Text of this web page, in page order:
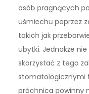
osób pragnących
uśmiechu poprzez
takich jak
ubytki. Jednakże
skorzystać z tego
stomatologicznymi
próchnica powinny